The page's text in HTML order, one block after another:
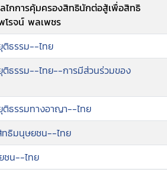
กการคุ้มครองสิทธินักต่อสู้เพื่อสิทธิ
รจน์ พลเพชร
ติธรรม--ไทย
ติธรรม--ไทย--การมีส่วนร่วมของ
ติธรรมทางอาญา--ไทย
ธิมนุษยชน--ไทย
ชน--ไทย